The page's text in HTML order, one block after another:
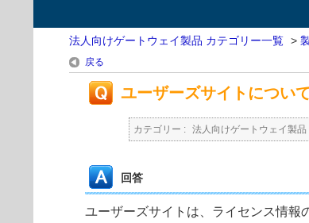
法人向けゲートウェイ製品 カテゴリー一覧 >
戻る
ユーザーズサイトについ
カテゴリー : 法人向けゲートウェイ製
回答
ユーザーズサイトは、ライセンス情報